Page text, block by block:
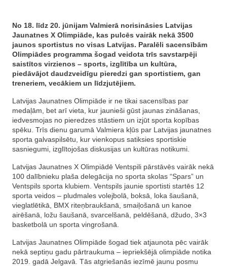
No 18. līdz 20. jūnijam Valmierā norisināsies Latvijas
Jaunatnes X Olimpiāde, kas pulcēs vairāk nekā 3500
jaunos sportistus no visas Latvijas. Paralēli sacensībām
Olimpiādes programma šogad veidota trīs savstarpēji
saistītos virzienos – sports, izglītība un kultūra,
piedāvājot daudzveidīgu pieredzi gan sportistiem, gan
treneriem, vecākiem un līdzjutējiem.
Latvijas Jaunatnes Olimpiāde ir ne tikai sacensības par
medaļām, bet arī vieta, kur jaunieši gūst jaunas zināšanas,
iedvesmojas no pieredzes stāstiem un izjūt sporta kopības
spēku. Trīs dienu garumā Valmiera kļūs par Latvijas jaunatnes
sporta galvaspilsētu, kur vienkopus satiksies sportiskie
sasniegumi, izglītojošas diskusijas un kultūras notikumi.
Latvijas Jaunatnes X Olimpiādē Ventspili pārstāvēs vairāk nekā
100 dalībnieku plaša delegācija no sporta skolas “Spars” un
Ventspils sporta klubiem. Ventspils jaunie sportisti startēs 12
sporta veidos – pludmales volejbolā, boksā, loka šaušanā,
vieglatlētikā, BMX riteņbraukšanā, smaiļošanā un kanoe
airēšanā, ložu šaušanā, svarcelšanā, peldēšanā, džudo, 3×3
basketbolā un sporta vingrošanā.
Latvijas Jaunatnes Olimpiāde šogad tiek atjaunota pēc vairāk
nekā septiņu gadu pārtraukuma – iepriekšējā olimpiāde notika
2019. gadā Jelgavā. Tās atgriešanās iezīmē jaunu posmu